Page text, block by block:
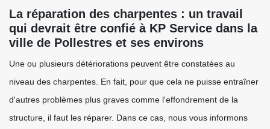
La réparation des charpentes : un travail
qui devrait être confié à KP Service dans la
ville de Pollestres et ses environs
Une ou plusieurs détériorations peuvent être constatées au
niveau des charpentes. En fait, pour que cela ne puisse entraîner
d'autres problèmes plus graves comme l'effondrement de la
structure, il faut les réparer. Dans ce cas, nous vous informons